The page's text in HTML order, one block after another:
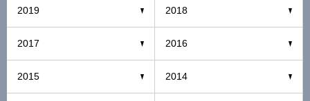
2019 2018
2017 2016
2015 2014